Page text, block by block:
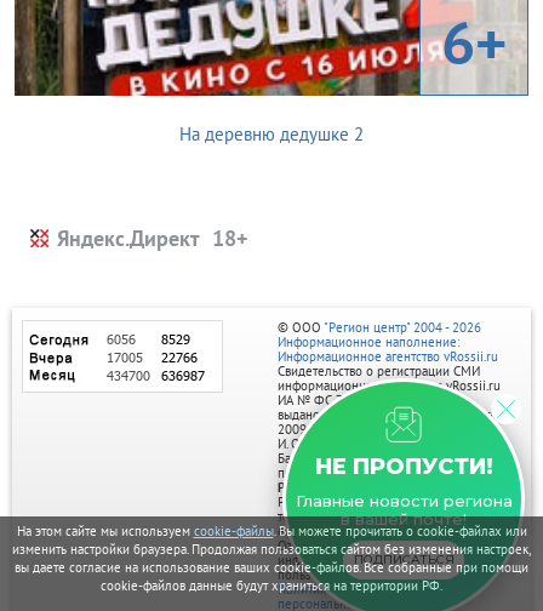
На этом сайте мы используем cookie-файлы. Вы можете прочитать о cookie-файлах или
изменить настройки браузера. Продолжая пользоваться сайтом без изменения настроек,
вы даете согласие на использование ваших cookie-файлов. Все собранные при помощи
cookie-файлов данные будут храниться на территории РФ.
6+
На деревню дедушке 2
Яндекс.Директ
НЕ ПРОПУСТИ!
Главные новости региона
в вашей почте!
ПОДПИСАТЬСЯ
© ООО "Регион центр" 2004 - 2026
Информационное наполнение:
Информационное агентство vRossii.ru
Свидетельство о регистрации СМИ
информационного агентства vRossii.ru
ИА № ФС 77‑35502
выдано РОСКОМНАДЗОРом 04 марта
2009г.
И. О. Главного редактора Нарыков А. Н.
Баннеры на портале размещаются на
правах рекламы.
Реклама на портале:
Рекламное агентство "Умный маркетинг"
тел. 7-910-267-70-40,
email: umnyy.marketing@yandex.ru
Отдельные публикации могут содержать
информацию, не предназначенную для
пользователей до 18 лет.
Политика в отношении обработки
персональных данных